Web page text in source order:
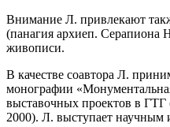
Внимание Л. привлекают
(панагия архиеп. Серапиона
живописи.
В качестве соавтора Л.
монографии
выставочных проектов в
2000). Л. выступает научным